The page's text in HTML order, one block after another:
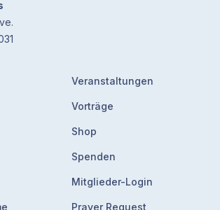
Veranstaltungen
Vorträge
Shop
Spenden
Mitglieder-Login
Prayer Request